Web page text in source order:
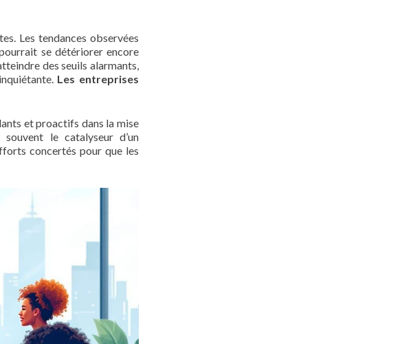
Les tendances observées
se détériorer encore
des seuils alarmants,
Les entreprises
et proactifs dans la mise
le catalyseur d’un
concertés pour que les